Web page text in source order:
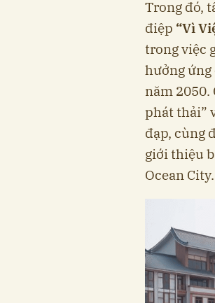
Trong đó,
điệp “Vì
trong việc
hưởng ứng
năm 2050.
phát thải”
đạp, cùng
giới thiệu
Ocean City.